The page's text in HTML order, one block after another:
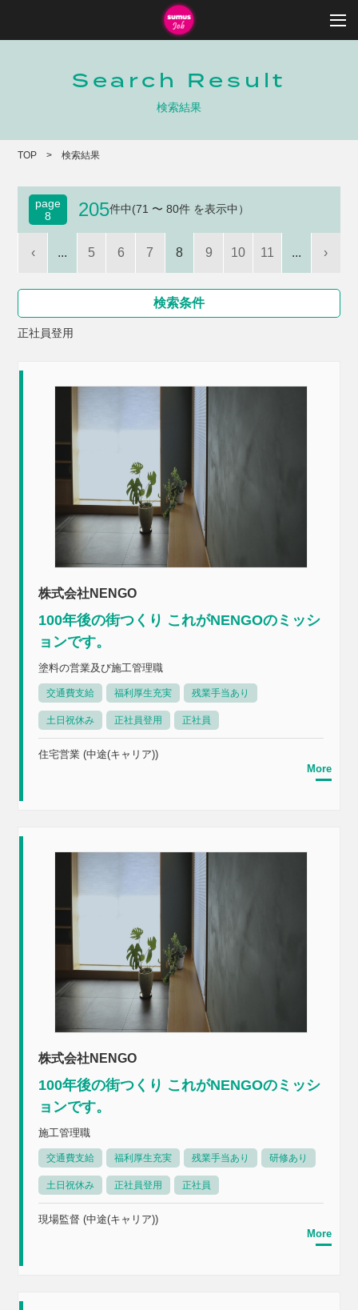
Search Result
検索結果
TOP 検索結果
page
8
205件中(71 〜 80件 を表示中）
‹ ... 5 6 7 8 9 10 11 ... ›
検索条件
正社員登用
株式会社NENGO
100年後の街つくり これがNENGOのミッシ
ョンです。
塗料の営業及び施工管理職
交通費支給 福利厚生充実 残業手当あり
土日祝休み 正社員登用 正社員
住宅営業 (中途(キャリア))
More
株式会社NENGO
100年後の街つくり これがNENGOのミッシ
ョンです。
施工管理職
交通費支給 福利厚生充実 残業手当あり 研修あり
土日祝休み 正社員登用 正社員
現場監督 (中途(キャリア))
More